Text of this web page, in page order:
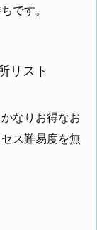
です。
リスト
なりお得なお
ス難易度を無